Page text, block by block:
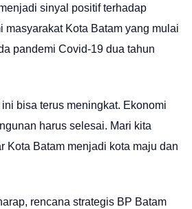
sinyal positif terhadap
masyarakat Kota Batam yang mulai
pandemi Covid-19 dua tahun
bisa terus meningkat. Ekonomi
harus selesai. Mari kita
Kota Batam menjadi kota maju dan
rencana strategis BP Batam